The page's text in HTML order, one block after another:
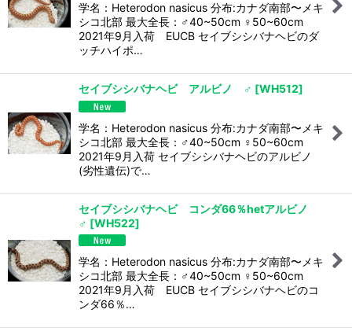
学名：Heterodon nasicus 分布:カナダ南部〜メキ
シコ北部 最大全長：♂40~50cm ♀50~60cm
2021年9月入荷 EUCB セイブシシバナヘビのダ
ッチハイポ…
セイブシシバナヘビ アルビノ ♂ [WH512]
学名：Heterodon nasicus 分布:カナダ南部〜メキ
シコ北部 最大全長：♂40~50cm ♀50~60cm
2021年9月入荷 セイブシシバナヘビのアルビノ
(劣性遺伝)で…
セイブシシバナヘビ コンダ66％hetアルビノ
♂ [WH522]
学名：Heterodon nasicus 分布:カナダ南部〜メキ
シコ北部 最大全長：♂40~50cm ♀50~60cm
2021年9月入荷 EUCB セイブシシバナヘビのコ
ンダ66％…